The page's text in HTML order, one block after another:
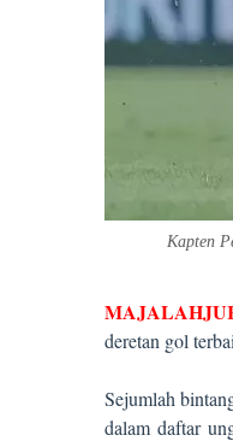
Kapten
deretan gol
Sejumlah
dalam daftar